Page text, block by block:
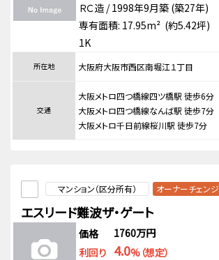
ＲＣ造 / 1998年9月築 (築27年)
専有面積: 17.95m² (約5.42坪)
1K
所在地 大阪府大阪市西区南堀江１丁目
交通
大阪メトロ四つ橋線四ツ橋駅 徒歩6分
大阪メトロ四つ橋線なんば駅 徒歩7分
大阪メトロ千日前線桜川駅 徒歩7分
マンション（区分所有） オーナーチェンジ
エスリード難波ザ・ゲート
価格
1760万円
利回り 4.0%（想定）